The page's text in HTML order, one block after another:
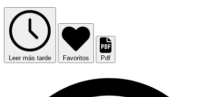
Leer más tarde Favoritos Pdf